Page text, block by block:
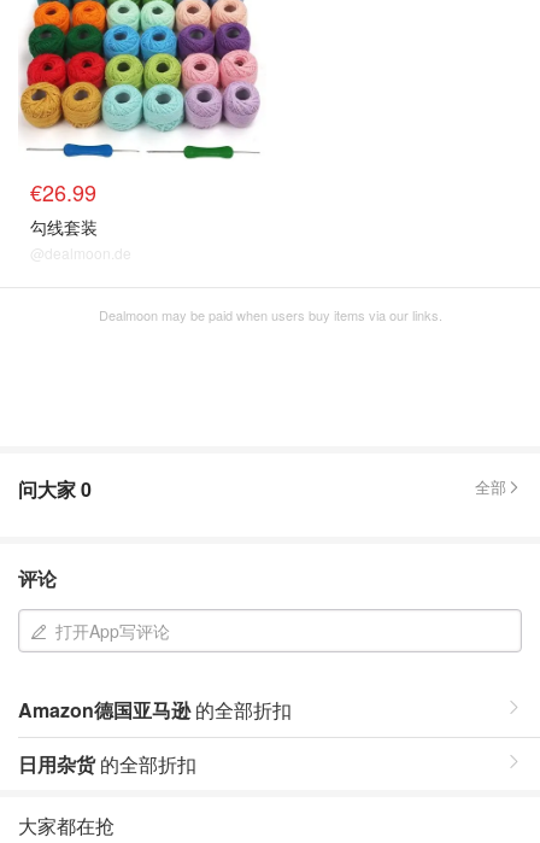
€26.99
勾线套装
@dealmoon.de
Dealmoon may be paid when users buy items via our links.
问大家0 全部
评论
打开App写评论
Amazon德国亚马逊的全部折扣
日用杂货的全部折扣
大家都在抢